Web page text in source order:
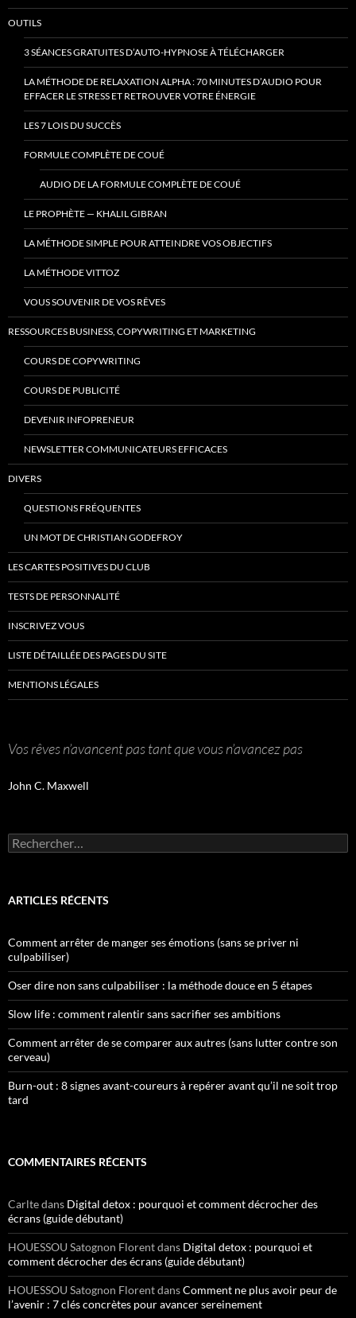
OUTILS
3 SÉANCES GRATUITES D’AUTO-HYPNOSE À TÉLÉCHARGER
LA MÉTHODE DE RELAXATION ALPHA : 70 MINUTES D’AUDIO POUR
EFFACER LE STRESS ET RETROUVER VOTRE ÉNERGIE
LES 7 LOIS DU SUCCÈS
FORMULE COMPLÈTE DE COUÉ
AUDIO DE LA FORMULE COMPLÈTE DE COUÉ
LE PROPHÈTE — KHALIL GIBRAN
LA MÉTHODE SIMPLE POUR ATTEINDRE VOS OBJECTIFS
LA MÉTHODE VITTOZ
VOUS SOUVENIR DE VOS RÊVES
RESSOURCES BUSINESS, COPYWRITING ET MARKETING
COURS DE COPYWRITING
COURS DE PUBLICITÉ
DEVENIR INFOPRENEUR
NEWSLETTER COMMUNICATEURS EFFICACES
DIVERS
QUESTIONS FRÉQUENTES
UN MOT DE CHRISTIAN GODEFROY
LES CARTES POSITIVES DU CLUB
TESTS DE PERSONNALITÉ
INSCRIVEZ VOUS
LISTE DÉTAILLÉE DES PAGES DU SITE
MENTIONS LÉGALES
Vos rêves n’avancent pas tant que vous n’avancez pas
John C. Maxwell
Rechercher :
ARTICLES RÉCENTS
Comment arrêter de manger ses émotions (sans se priver ni
culpabiliser)
Oser dire non sans culpabiliser : la méthode douce en 5 étapes
Slow life : comment ralentir sans sacrifier ses ambitions
Comment arrêter de se comparer aux autres (sans lutter contre son
cerveau)
Burn-out : 8 signes avant-coureurs à repérer avant qu’il ne soit trop
tard
COMMENTAIRES RÉCENTS
Carltedans Digital detox : pourquoi et comment décrocher des
écrans (guide débutant)
HOUESSOU Satognon Florentdans Digital detox : pourquoi et
comment décrocher des écrans (guide débutant)
HOUESSOU Satognon FlorentdansComment ne plus avoir peur de
l’avenir : 7 clés concrètes pour avancer sereinement